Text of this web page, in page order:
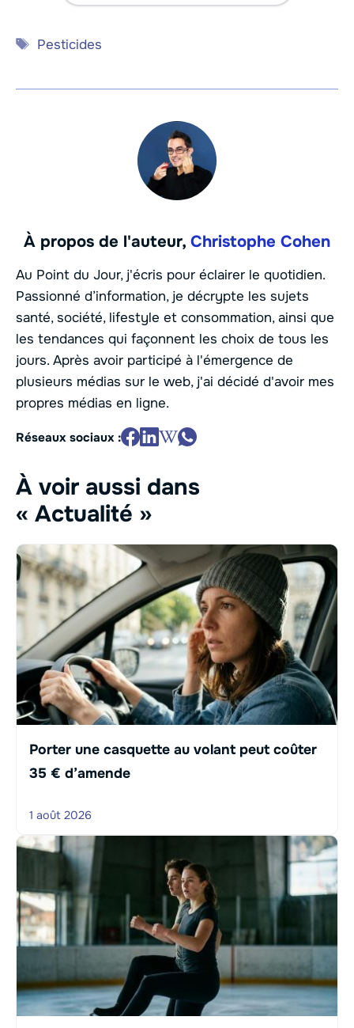
Étiquettes
Pesticides
À propos de l'auteur, Christophe Cohen
Au Point du Jour, j'écris pour éclairer le quotidien.
Passionné d’information, je décrypte les sujets
santé, société, lifestyle et consommation, ainsi que
les tendances qui façonnent les choix de tous les
jours. Après avoir participé à l'émergence de
plusieurs médias sur le web, j'ai décidé d'avoir mes
propres médias en ligne.
Réseaux sociaux :
À voir aussi dans
« Actualité »
Porter une casquette au volant peut coûter
35 € d’amende
1 août 2026